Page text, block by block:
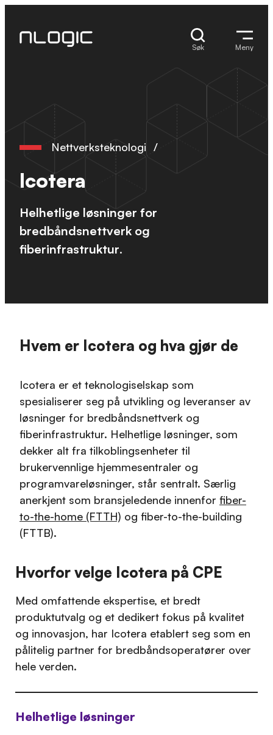
content
Søk Meny
Nettverksteknologi /
Icotera
Helhetlige løsninger for
bredbåndsnettverk og
fiberinfrastruktur.
Hvem er Icotera og hva gjør de
Icotera er et teknologiselskap som
spesialiserer seg på utvikling og leveranser av
løsninger for bredbåndsnettverk og
fiberinfrastruktur. Helhetlige løsninger, som
dekker alt fra tilkoblingsenheter til
brukervennlige hjemmesentraler og
programvareløsninger, står sentralt. Særlig
anerkjent som bransjeledende innenfor fiber-
to-the-home (FTTH) og fiber-to-the-building
(FTTB).
Hvorfor velge Icotera på CPE
Med omfattende ekspertise, et bredt
produktutvalg og et dedikert fokus på kvalitet
og innovasjon, har Icotera etablert seg som en
pålitelig partner for bredbåndsoperatører over
hele verden.
Helhetlige løsninger